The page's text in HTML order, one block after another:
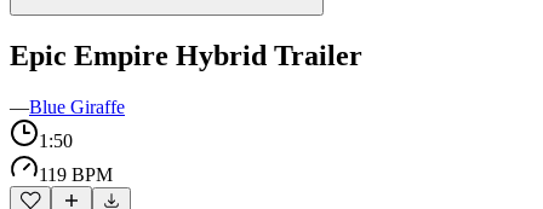
Epic Empire Hybrid Trailer
—Blue Giraffe
1:50
119 BPM